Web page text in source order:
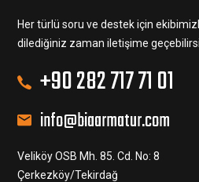
Her türlü soru ve destek için
dilediğiniz zaman iletişime
+90 282 717 71 01
info@biaarmatur.com
Veliköy OSB Mh. 85. Cd. No: 8
Çerkezköy/Tekirdağ